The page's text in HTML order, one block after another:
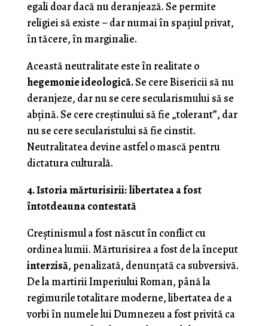
egali doar dacă nu deranjează. Se permite
religiei să existe – dar numai în spațiul privat,
în tăcere, în marginalie.
Această neutralitate este în realitate o
hegemonie ideologică.Se cere Bisericii să nu
deranjeze, dar nu se cere secularismului să se
abțină. Se cere creștinului să fie „tolerant”, dar
nu se cere secularistului să fie cinstit.
Neutralitatea devine astfel o mască pentru
dictatura culturală.
4. Istoria mărturisirii: libertatea a fost
întotdeauna contestată
Creștinismul a fost născut în conflict cu
ordinea lumii. Mărturisirea a fost de la început
interzisă, penalizată, denunțată ca subversivă.
De la martirii Imperiului Roman, până la
regimurile totalitare moderne, libertatea de a
vorbi în numele lui Dumnezeu a fost privită ca